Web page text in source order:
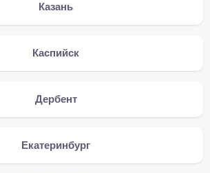
Казань
Каспийск
Дербент
Екатеринбург